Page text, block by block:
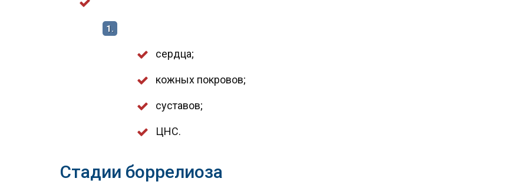
1.
сердца;
кожных покровов;
суставов;
ЦНС.
Стадии боррелиоза